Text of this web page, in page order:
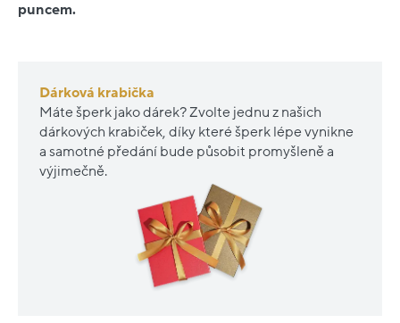
puncem.
Dárková krabička
Máte šperk jako dárek? Zvolte jednu z našich
dárkových krabiček, díky které šperk lépe vynikne
a samotné předání bude působit promyšleně a
výjimečně.